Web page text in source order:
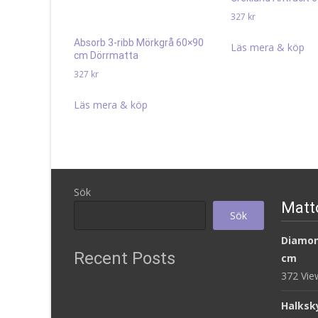
Absorb 3-ribb Mörkgrå 60×90
cm Dörrmatta
327 kr
Läs mera & köp
327 kr
Läs mera & köp
Sök
Sök
Recent Posts
cm
372